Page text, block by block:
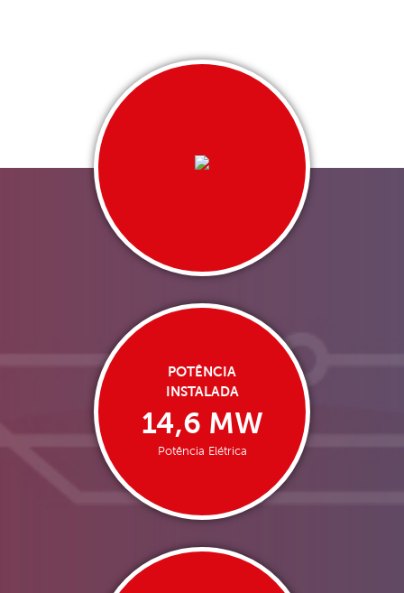
POTÊNCIA
INSTALADA
14,6 MW
Potência Elétrica